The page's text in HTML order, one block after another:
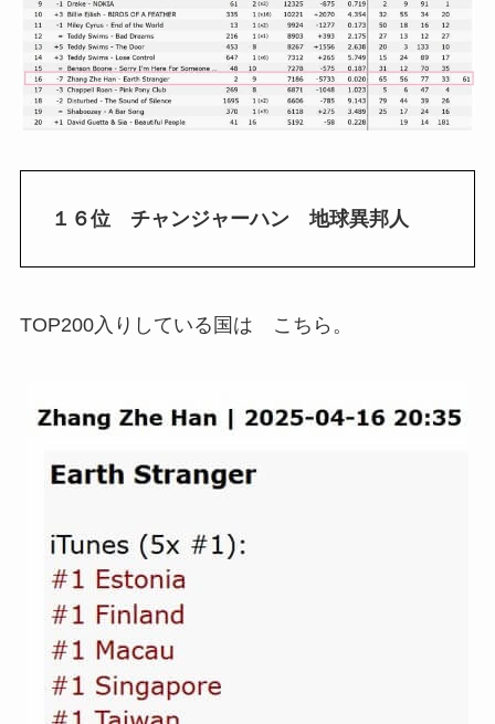
１６位 チャンジャーハン 地球異邦人
TOP200入りしている国は こちら。